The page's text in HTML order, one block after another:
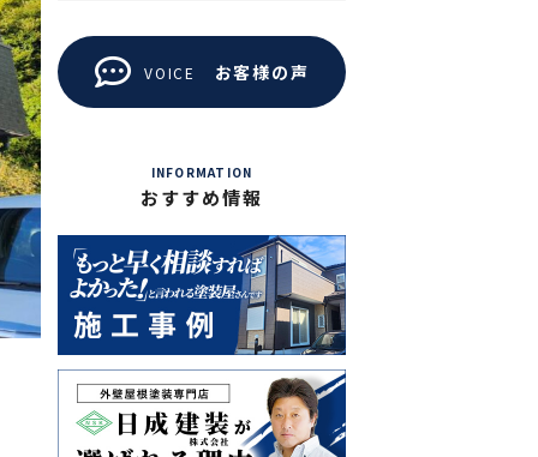
VOICE お客様の声
INFORMATION
おすすめ情報